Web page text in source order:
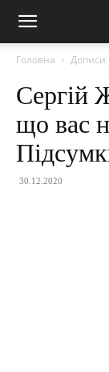
Головна Дописи
Сергій
що вас
30.12.2020